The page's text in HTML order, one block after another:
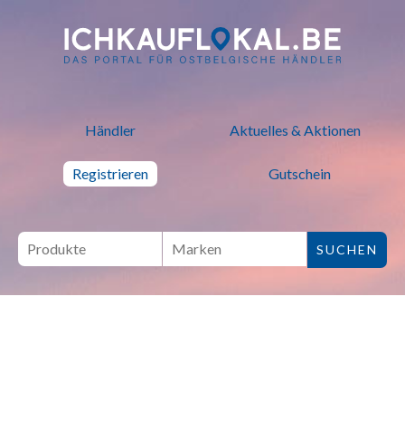
ich kauf lokal - Bei lokalen
Händler Aktuelles & Aktionen
Registrieren Gutschein